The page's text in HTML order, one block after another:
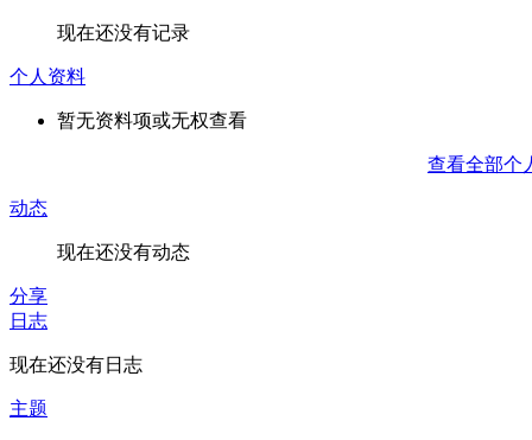
现在还没有记录
个人资料
暂无资料项或无权查看
查看全部个
动态
现在还没有动态
分享
日志
现在还没有日志
主题